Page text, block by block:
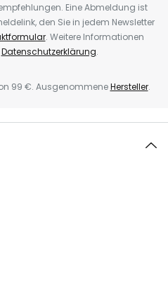
Eine Abmeldung ist
den Sie in jedem Newsletter
. Weitere Informationen
Datenschutzerklärung.
99 €. AusgenommeneHersteller.